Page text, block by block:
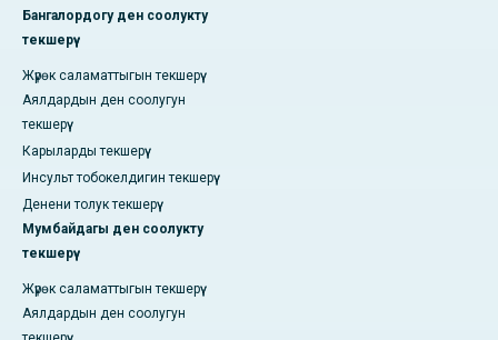
Бангалордогу ден соолукту
текшерүү
Жүрөк саламаттыгын текшерүү
Аялдардын ден соолугун
текшерүү
Карыларды текшерүү
Инсульт тобокелдигин текшерүү
Денени толук текшерүү
Мумбайдагы ден соолукту
текшерүү
Жүрөк саламаттыгын текшерүү
Аялдардын ден соолугун